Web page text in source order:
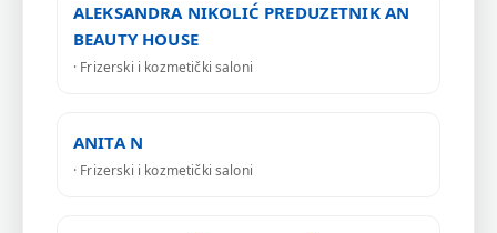
ALEKSANDRA NIKOLIĆ PREDUZETNIK AN
BEAUTY HOUSE
· Frizerski i kozmetički saloni
ANITA N
· Frizerski i kozmetički saloni